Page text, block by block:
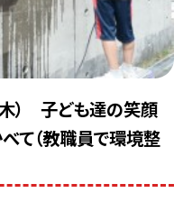
木） 子ども達の笑顔
て（教職員で環境整